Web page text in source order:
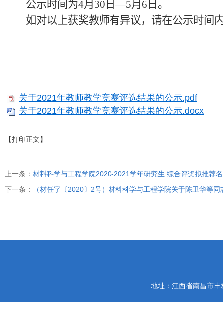
公示时间为4月30日—5月6日。
如对以上获奖教师有异议，请在公示时间
关于2021年教师教学竞赛评选结果的公示.pdf
关于2021年教师教学竞赛评选结果的公示.docx
【打印正文】
上一条： 材料科学与工程学院2020-2021学年研究生 综合评奖拟推荐
下一条：
（材任字〔2020〕2号）材料科学与工程学院关于陈卫华等同
地址：江西省南昌市